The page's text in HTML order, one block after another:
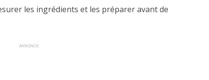
les ingrédients et les préparer avant de
ANNONCE